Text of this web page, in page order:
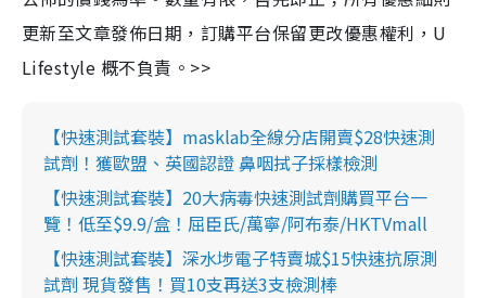
更新至文章發佈日期，訂購平台保留更改優惠權利，U
Lifestyle 概不負責。>>
【快速測試套裝】masklab全線分店開賣$28快速測
試劑！獲歐盟、英國認證 鼻咽拭子採樣檢測
【快速測試套裝】20大病毒快速測試劑購買平台一
覽！低至$9.9/盒！屈臣氏/萬寧/阿布泰/HKTVmall
【快速測試套裝】深水埗電子特賣城$15快速抗原測
試劑 現貨發售！買10支再送3支檢測棒